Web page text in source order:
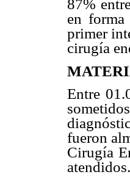
87%
en
primer
cirugía
Entre
fueron
Cirugía
atendidos.